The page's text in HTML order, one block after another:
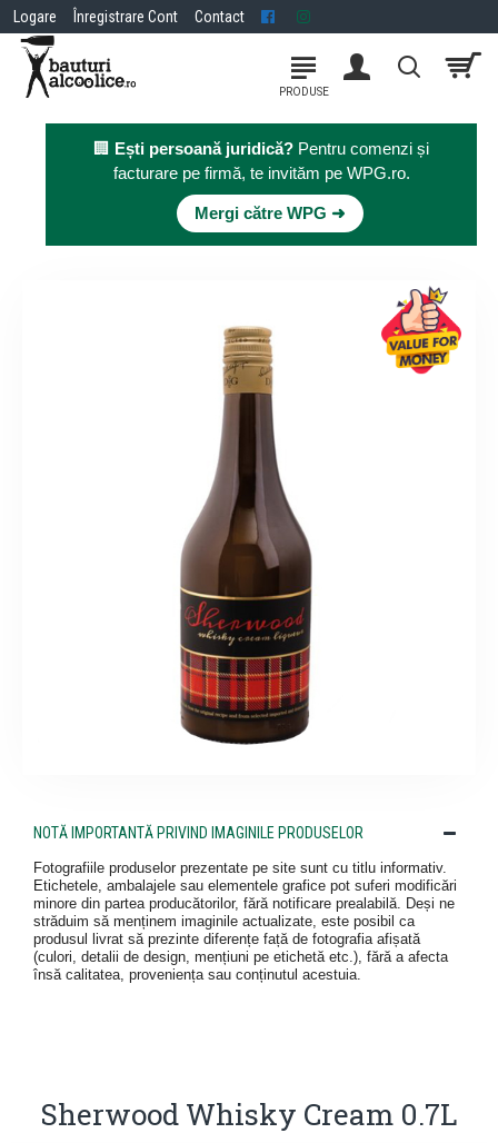
Logare Înregistrare Cont Contact
🏢 Ești persoană juridică? Pentru comenzi și
facturare pe firmă, te invităm pe WPG.ro.
Mergi către WPG ➜
NOTĂ IMPORTANTĂ PRIVIND IMAGINILE PRODUSELOR
Fotografiile produselor prezentate pe site sunt cu titlu informativ.
Etichetele, ambalajele sau elementele grafice pot suferi modificări
minore din partea producătorilor, fără notificare prealabilă. Deși ne
străduim să menținem imaginile actualizate, este posibil ca
produsul livrat să prezinte diferențe față de fotografia afișată
(culori, detalii de design, mențiuni pe etichetă etc.), fără a afecta
însă calitatea, proveniența sau conținutul acestuia.
Sherwood Whisky Cream 0.7L